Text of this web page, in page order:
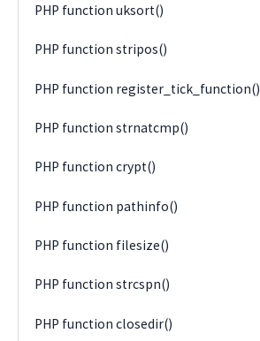
PHP function uksort()
PHP function stripos()
PHP function register_tick_function()
PHP function strnatcmp()
PHP function crypt()
PHP function pathinfo()
PHP function filesize()
PHP function strcspn()
PHP function closedir()